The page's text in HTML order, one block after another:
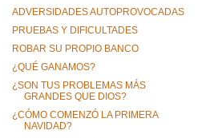
ADVERSIDADES AUTOPROVOCADAS
PRUEBAS Y DIFICULTADES
ROBAR SU PROPIO BANCO
¿QUÉ GANAMOS?
¿SON TUS PROBLEMAS MÁS
GRANDES QUE DIOS?
¿CÓMO COMENZÓ LA PRIMERA
NAVIDAD?